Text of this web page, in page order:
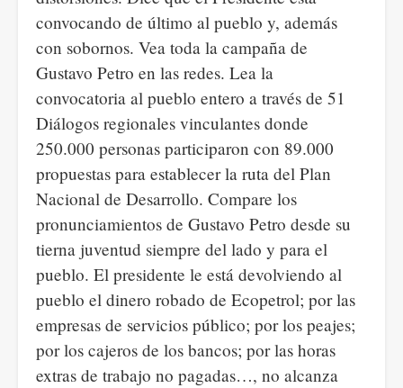
convocando de último al pueblo y, además
con sobornos. Vea toda la campaña de
Gustavo Petro en las redes. Lea la
convocatoria al pueblo entero a través de 51
Diálogos regionales vinculantes donde
250.000 personas participaron con 89.000
propuestas para establecer la ruta del Plan
Nacional de Desarrollo. Compare los
pronunciamientos de Gustavo Petro desde su
tierna juventud siempre del lado y para el
pueblo. El presidente le está devolviendo al
pueblo el dinero robado de Ecopetrol; por las
empresas de servicios público; por los peajes;
por los cajeros de los bancos; por las horas
extras de trabajo no pagadas…, no alcanza